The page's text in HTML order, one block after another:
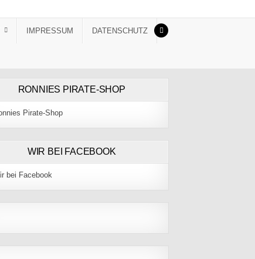
IMPRESSUM DATENSCHUTZ
RONNIES PIRATE-SHOP
WIR BEI FACEBOOK